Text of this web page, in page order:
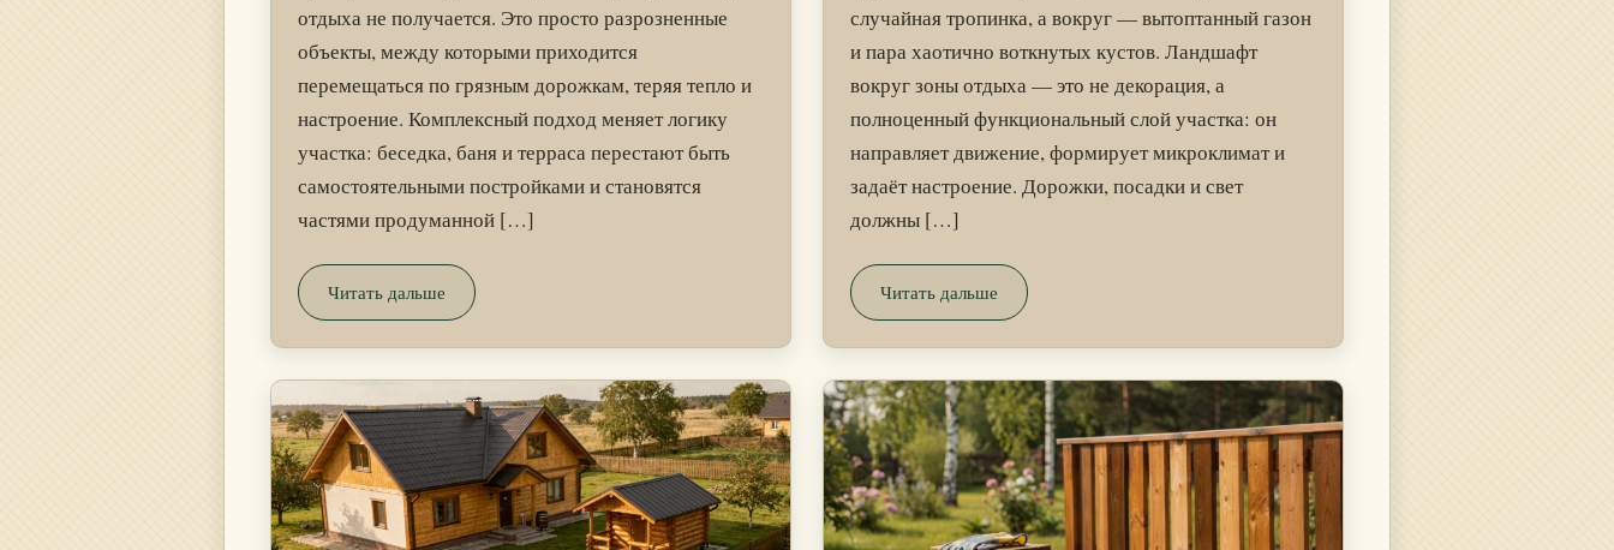
отдыха не получается. Это просто разрозненные
объекты, между которыми приходится
перемещаться по грязным дорожкам, теряя тепло и
настроение. Комплексный подход меняет логику
участка: беседка, баня и терраса перестают быть
самостоятельными постройками и становятся
частями продуманной […]
Читать дальше
случайная тропинка, а вокруг — вытоптанный газон
и пара хаотично воткнутых кустов. Ландшафт
вокруг зоны отдыха — это не декорация, а
полноценный функциональный слой участка: он
направляет движение, формирует микроклимат и
задаёт настроение. Дорожки, посадки и свет
должны […]
Читать дальше